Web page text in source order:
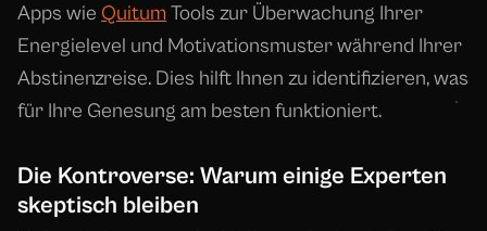
Apps wie QuitumTools zur Überwachung Ihrer
Energielevel und Motivationsmuster während Ihrer
Abstinenzreise. Dies hilft Ihnen zu identifizieren, was
für Ihre Genesung am besten funktioniert.
Die Kontroverse: Warum einige Experten
skeptisch bleiben